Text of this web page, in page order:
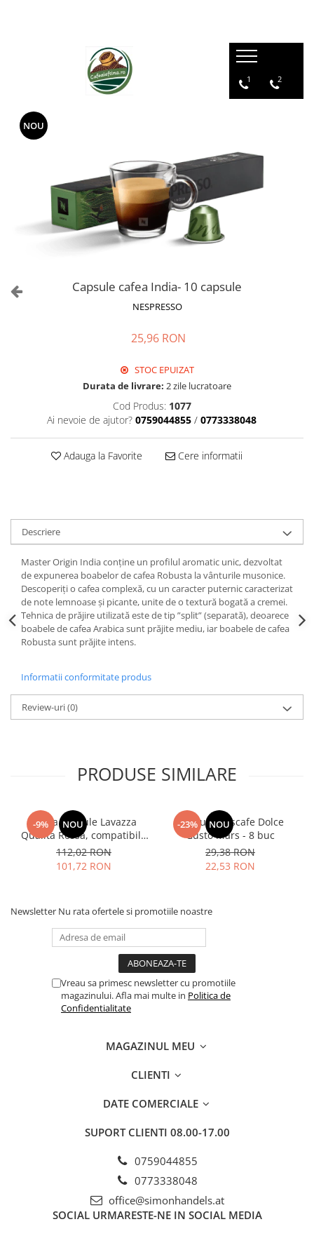
1 2
NOU
Capsule cafea India- 10 capsule
NESPRESSO
25,96 RON
STOC EPUIZAT
Durata de livrare: 2 zile lucratoare
Cod Produs: 1077
Ai nevoie de ajutor? 0759044855 / 0773338048
Adauga la Favorite Cere informatii
Descriere
Master Origin India conține un profilul aromatic unic, dezvoltat
de expunerea boabelor de cafea Robusta la vânturile musonice.
Descoperiți o cafea complexă, cu un caracter puternic caracterizat
de note lemnoase și picante, unite de o textură bogată a cremei.
Tehnica de prăjire utilizată este de tip ”split” (separată), deoarece
boabele de cafea Arabica sunt prăjite mediu, iar boabele de cafea
Robusta sunt prăjite intens.
Informatii conformitate produs
Review-uri(0)
PRODUSE SIMILARE
-9% NOU
Cafea capsule Lavazza
Qualita Rossa, compatibile
Nespresso, 80 buc
112,02 RON
101,72 RON
-23% NOU
Capsule Nescafe Dolce
Gusto Mars - 8 buc
29,38 RON
22,53 RON
Newsletter Nu rata ofertele si promotiile noastre
Vreau sa primesc newsletter cu promotiile
magazinului. Afla mai multe in Politica de
Confidentialitate
MAGAZINUL MEU
CLIENTI
DATE COMERCIALE
SUPORT CLIENTI 08.00-17.00
0759044855
0773338048
office@simonhandels.at
SOCIAL URMARESTE-NE IN SOCIAL MEDIA